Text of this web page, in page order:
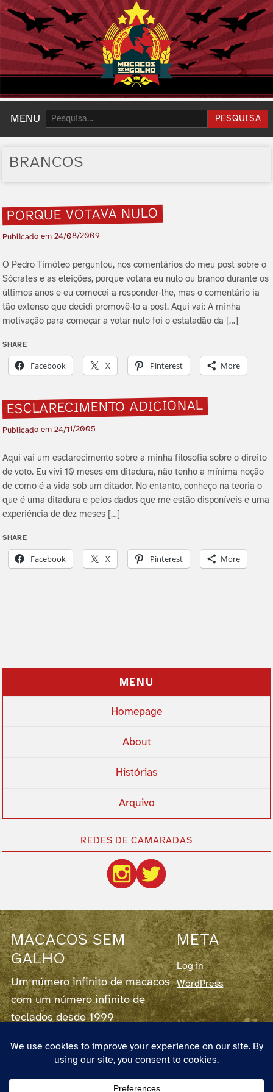
MENU Pesquisar: PESQUISA
BRANCOS
PORQUE VOTAVA NULO
Publicado em24/08/2009
O Pedro Timóteo perguntou, nos comentários do meu post sobre o
Sócrates e as eleições, porque votara eu nulo ou branco durante os
últimos anos e eu comecei a responder-lhe, mas o comentário ia
tão extenso que decidi promovê-lo a post. Aqui vai: A minha
motivação para começar a votar nulo foi o estaladão da […]
SHARE
Facebook X Pinterest More
ESCLARECIMENTO ADICIONAL
Publicado em24/11/2005
Aqui vai um esclarecimento sobre a minha filosofia sobre o direito
de voto. Eu vivi 10 meses em ditadura, não tenho a mí­nima noção
de como é a vida sob um ditador. No entanto, conheço na teoria o
que é uma ditadura e pelos dados que me estão disponí­veis e uma
experiência de dez meses […]
SHARE
Facebook X Pinterest More
MENU
Homepage
About
Histórias
Arquivo
REDES DE CAMARADAS
MACACOS SEM
GALHO
Um número infinito de macacos
com um número infinito de
teclados desde 1999
fornece RSS para os Postse para os
Comentários.
O autor chama-se Pedro Couto e Santos,
META
Log in
WordPress